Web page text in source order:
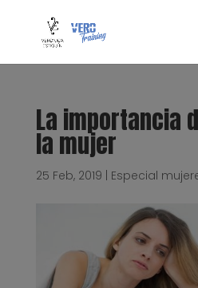
La importancia
la mujer
25 Feb, 2019 Especial